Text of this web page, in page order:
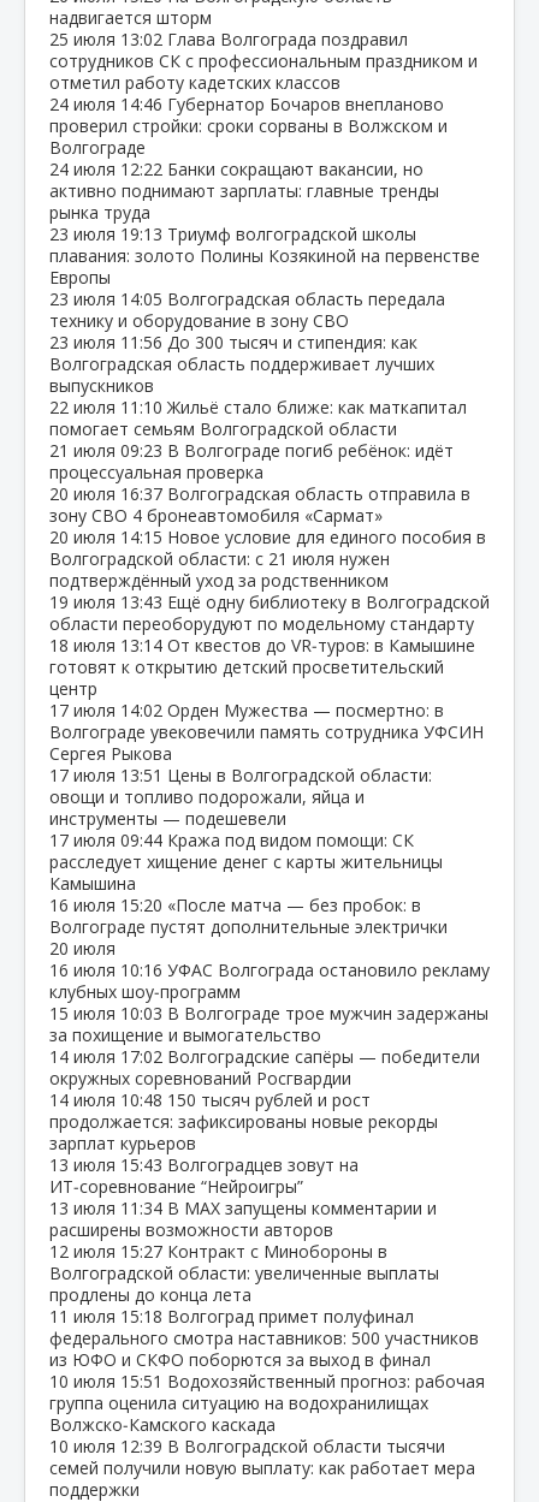
надвигается шторм
25 июля 13:02 Глава Волгограда поздравил
сотрудников СК с профессиональным праздником и
отметил работу кадетских классов
24 июля 14:46 Губернатор Бочаров внепланово
проверил стройки: сроки сорваны в Волжском и
Волгограде
24 июля 12:22 Банки сокращают вакансии, но
активно поднимают зарплаты: главные тренды
рынка труда
23 июля 19:13 Триумф волгоградской школы
плавания: золото Полины Козякиной на первенстве
Европы
23 июля 14:05 Волгоградская область передала
технику и оборудование в зону СВО
23 июля 11:56 До 300 тысяч и стипендия: как
Волгоградская область поддерживает лучших
выпускников
22 июля 11:10 Жильё стало ближе: как маткапитал
помогает семьям Волгоградской области
21 июля 09:23 В Волгограде погиб ребёнок: идёт
процессуальная проверка
20 июля 16:37 Волгоградская область отправила в
зону СВО 4 бронеавтомобиля «Сармат»
20 июля 14:15 Новое условие для единого пособия в
Волгоградской области: с 21 июля нужен
подтверждённый уход за родственником
19 июля 13:43 Ещё одну библиотеку в Волгоградской
области переоборудуют по модельному стандарту
18 июля 13:14 От квестов до VR‑туров: в Камышине
готовят к открытию детский просветительский
центр
17 июля 14:02 Орден Мужества — посмертно: в
Волгограде увековечили память сотрудника УФСИН
Сергея Рыкова
17 июля 13:51 Цены в Волгоградской области:
овощи и топливо подорожали, яйца и
инструменты — подешевели
17 июля 09:44 Кража под видом помощи: СК
расследует хищение денег с карты жительницы
Камышина
16 июля 15:20 «После матча — без пробок: в
Волгограде пустят дополнительные электрички
20 июля
16 июля 10:16 УФАС Волгограда остановило рекламу
клубных шоу‑программ
15 июля 10:03 В Волгограде трое мужчин задержаны
за похищение и вымогательство
14 июля 17:02 Волгоградские сапёры — победители
окружных соревнований Росгвардии
14 июля 10:48 150 тысяч рублей и рост
продолжается: зафиксированы новые рекорды
зарплат курьеров
13 июля 15:43 Волгоградцев зовут на
ИТ‑соревнование “Нейроигры”
13 июля 11:34 В МАХ запущены комментарии и
расширены возможности авторов
12 июля 15:27 Контракт с Минобороны в
Волгоградской области: увеличенные выплаты
продлены до конца лета
11 июля 15:18 Волгоград примет полуфинал
федерального смотра наставников: 500 участников
из ЮФО и СКФО поборются за выход в финал
10 июля 15:51 Водохозяйственный прогноз: рабочая
группа оценила ситуацию на водохранилищах
Волжско‑Камского каскада
10 июля 12:39 В Волгоградской области тысячи
семей получили новую выплату: как работает мера
поддержки